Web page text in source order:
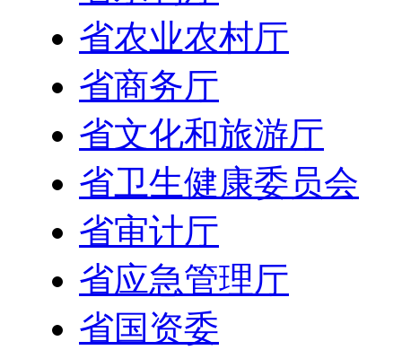
省农业农村厅
省商务厅
省文化和旅游厅
省卫生健康委员会
省审计厅
省应急管理厅
省国资委